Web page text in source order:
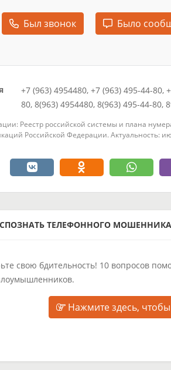
Был звонок Было
+7 (963) 4954480, +7 (963) 495-44-80,
80, 8(963) 4954480, 8(963) 495-44-80,
Реестр российской системы и плана
Российской Федерации. Актуальность:
ТЕЛЕФОННОГО
свою бдительность! 10 вопросов
Нажмите здесь,